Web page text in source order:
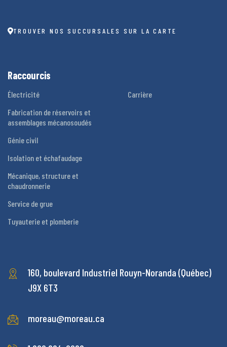
TROUVER NOS SUCCURSALES SUR LA CARTE
Raccourcis
Électricité
Fabrication de réservoirs et
assemblages mécanosoudés
Génie civil
Isolation et échafaudage
Mécanique, structure et
chaudronnerie
Service de grue
Tuyauterie et plomberie
Carrière
160, boulevard Industriel Rouyn-Noranda (Québec)
J9X 6T3
moreau@moreau.ca